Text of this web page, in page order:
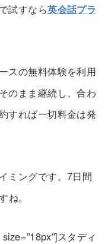
試すなら英会話プラ
スの無料体験を利用
のまま継続し、合わ
すれば一切料金は発
ミングです。 7日間
ね。
スタディ